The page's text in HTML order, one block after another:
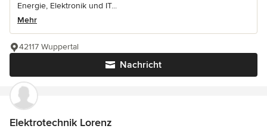
Energie, Elektronik und IT...
Mehr
Nachricht
42117 Wuppertal
Elektrotechnik Lorenz